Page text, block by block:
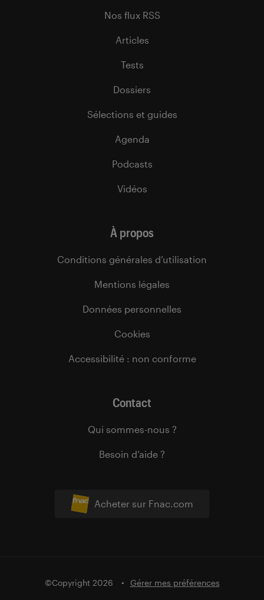
Acheter sur Fnac.com
Nos flux RSS
Articles
Tests
Dossiers
Sélections et guides
Agenda
Podcasts
Vidéos
À propos
Conditions générales d’utilisation
Mentions légales
Données personnelles
Cookies
Accessibilité : non conforme
Contact
Qui sommes-nous ?
Besoin d’aide ?
©Copyright 2026 Gérer mes préférences